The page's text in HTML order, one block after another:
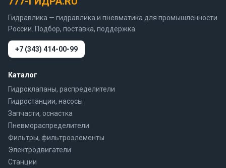
Гидравлика — гидравлика и пневматика для промышленности
России. Подбор, поставка, поддержка.
+7 (343) 414-00-99
Каталог
Гидроклапаны, распределители
Гидростанции, насосы
Запчасти, оснастка
Пневмораспределители
Фильтры, фильтроэлементы
Электродвигатели
Станции